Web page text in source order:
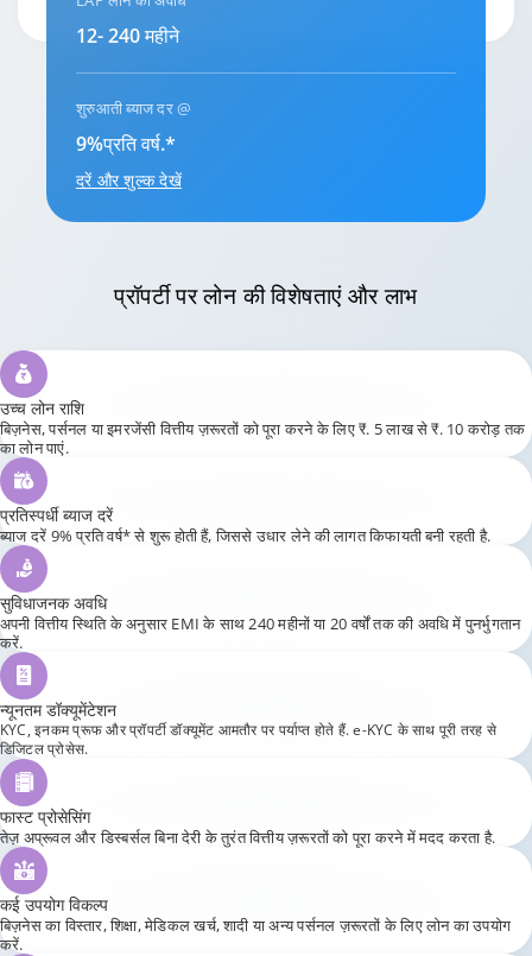
12- 240 महीने
9%प्रति वर्ष.*
दरें और शुल्क देखें
उच्च लोन राशि
बिज़नेस, पर्सनल या इमरजेंसी वित्तीय ज़रूरतों को पूरा करने के लिए ₹. 5 लाख से ₹. 10 करोड़ तक
का लोन पाएं.
प्रतिस्पर्धी ब्याज दरें
ब्याज दरें 9% प्रति वर्ष* से शुरू होती हैं, जिससे उधार लेने की लागत किफायती बनी रहती है.
सुविधाजनक अवधि
अपनी वित्तीय स्थिति के अनुसार EMI के साथ 240 महीनों या 20 वर्षों तक की अवधि में पुनर्भुगतान
करें.
न्यूनतम डॉक्यूमेंटेशन
KYC, इनकम प्रूफ और प्रॉपर्टी डॉक्यूमेंट आमतौर पर पर्याप्त होते हैं. e-KYC के साथ पूरी तरह से
डिजिटल प्रोसेस.
फास्ट प्रोसेसिंग
तेज़ अप्रूवल और डिस्बर्सल बिना देरी के तुरंत वित्तीय ज़रूरतों को पूरा करने में मदद करता है.
कई उपयोग विकल्प
बिज़नेस का विस्तार, शिक्षा, मेडिकल खर्च, शादी या अन्य पर्सनल ज़रूरतों के लिए लोन का उपयोग
करें.